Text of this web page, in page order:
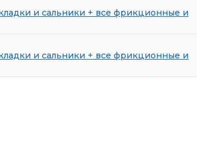
и сальники + все фрикционные и
и сальники + все фрикционные и